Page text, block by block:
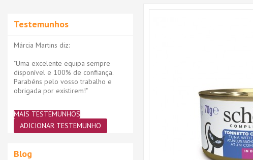
Testemunhos
Márcia Martins diz:
"Uma excelente equipa sempre
disponível e 100% de confiança.
Parabéns pelo vosso trabalho e
obrigada por existirem!"
MAIS TESTEMUNHOS
ADICIONAR TESTEMUNHO
Blog